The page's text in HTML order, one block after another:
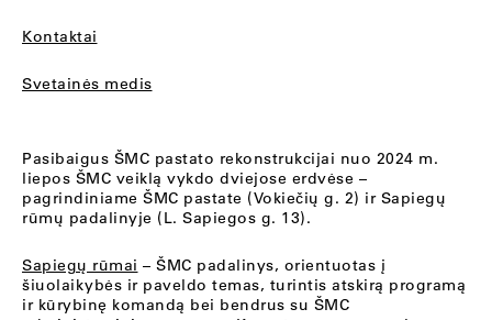
Kontaktai
Svetainės medis
Pasibaigus ŠMC pastato rekonstrukcijai nuo 2024 m.
liepos ŠMC veiklą vykdo dviejose erdvėse –
pagrindiniame ŠMC pastate (Vokiečių g. 2) ir Sapiegų
rūmų padalinyje (L. Sapiegos g. 13).
Sapiegų rūmai – ŠMC padalinys, orientuotas į
šiuolaikybės ir paveldo temas, turintis atskirą programą
ir kūrybinę komandą bei bendrus su ŠMC